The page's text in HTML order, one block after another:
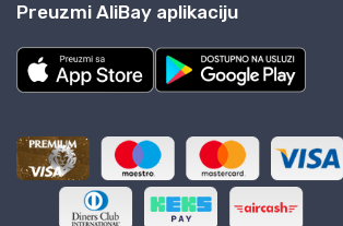
Preuzmi AliBay aplikaciju